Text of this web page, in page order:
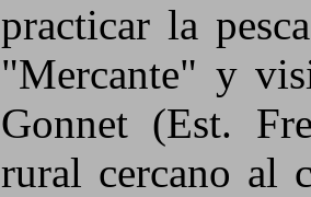
practicar la
"Mercante" y
Gonnet (Est.
rural cercano al